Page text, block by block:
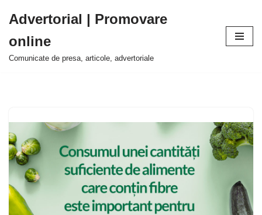
la
conținut
Advertorial | Promovare
online
Comunicate de presa, articole, advertoriale